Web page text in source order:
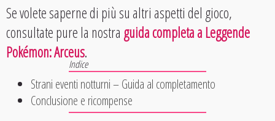
Se volete saperne di più su altri aspetti del gioco,
consultate pure la nostra guida completa a Leggende
Pokémon: Arceus.
Strani eventi notturni – Guida al completamento
Conclusione e ricompense